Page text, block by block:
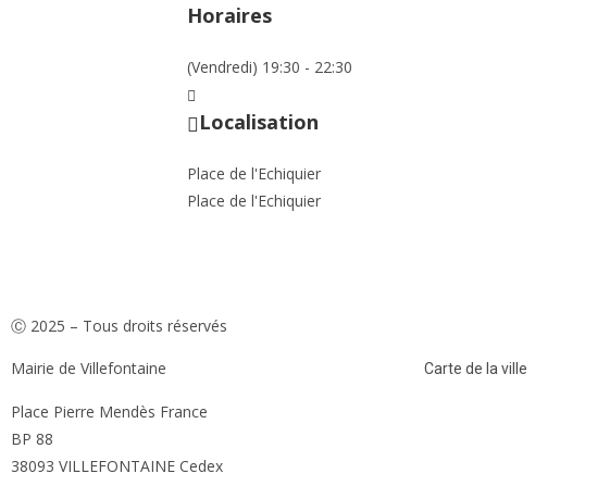
Horaires
(Vendredi) 19:30 - 22:30
Localisation
Place de l'Echiquier
Place de l'Echiquier
Ⓒ 2025 – Tous droits réservés
Mairie de Villefontaine
Place Pierre Mendès France
BP 88
38093 VILLEFONTAINE Cedex
Carte de la ville